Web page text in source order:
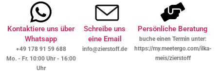
Kontaktiere uns über
Whatsapp
+49 178 91 59 688
Mo. - Fr. 10:00 Uhr - 16:00
Uhr
Schreibe uns
eine Email
info@zierstoff.de
Persönliche Beratung
buche einen Termin unter:
https://my.meetergo.com/ilka-
meis/zierstoff